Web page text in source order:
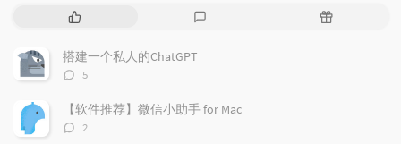
热
文
章
随
搭建一个私人的ChatGPT
评
数：
5
【软件推荐】微信小助手 for Mac
评
2